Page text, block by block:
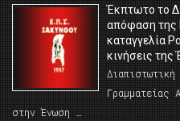
Έκπτωτο το
απόφαση της
καταγγελία
κινήσεις
Γραμματείας
στην Ένωση …